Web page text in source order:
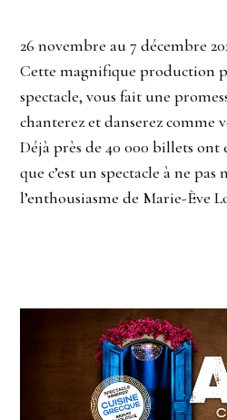
26 novembre au 7 décembre
Cette magnifique production
spectacle, vous fait une
chanterez et danserez comme
Déjà près de 40 000 billets
que c’est un spectacle à ne pas
l’enthousiasme de Marie-Ève